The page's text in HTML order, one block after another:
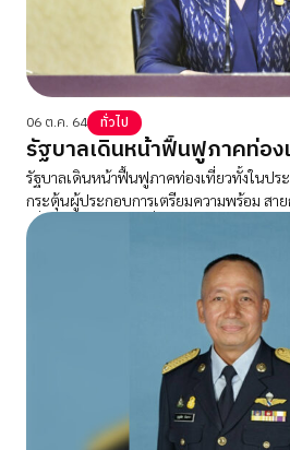
06 ต.ค. 64 ทั่วไป
รัฐบาลเดินหน้าฟื้นฟูภาคท่อง
รัฐบาลเดินหน้าฟื้นฟูภาคท่องเที่ยวทั้งในประ
กระตุ้นผู้ประกอบการเตรียมความพร้อม สา
เที่ยวบินสู่เมืองท่องเที่ยว